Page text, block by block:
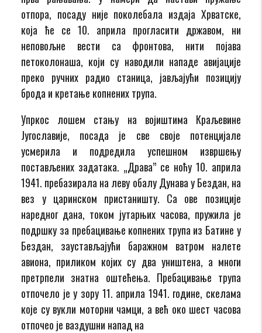
отпора, посаду није поколебала издаја Хрватске,
која ће се 10. априла прогласити државом, ни
неповољне вести са фронтова, нити појава
петоколонаша, који су наводили нападе авијације
преко ручних радио станица, јављајући позицију
брода и кретање копнених трупа.
Упркос лошем стању на војиштима Краљевине
Југославије, посада је све своје потенцијале
усмерила и подредила успешном извршењу
постављених задатака. „Драва” се ноћу 10. априла
1941. пребазирала на леву обалу Дунава у Бездан, на
вез у царинском пристаништу. Са ове позиције
наредног дана, током јутарњих часова, пружила је
подршку за пребацивање копнених трупа из Батине у
Бездан, заустављајући баражном ватром налете
авиона, приликом којих су два уништена, а многи
претрпели знатна оштећења. Пребацивање трупа
отпочело је у зору 11. априла 1941. године, скелама
које су вукли моторни чамци, а већ око шест часова
отпочео је ваздушни напад на